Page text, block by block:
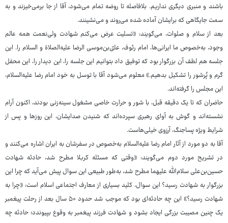
باشند و منبری دیگری نداریم. بلافاصله تا روضه تمام می‌شود، آقا از جا برمی‌خیزند و به
سمت جایگاهی که برایشان آماده شده می‌روند و می‌نشینند.
بعد از سلام و صلوات، می‌گویند: «تسلیت عرض می‌کنم شهادت ولی‌نعمت همه عالم
وجود، به‌خصوص ما ایرانی‌ها، امام رئوف، علیّ‌بن‌موسی الرضا علیه‌الصلاة و السلام را. این
جلسه هم لطف آن بزرگوار بود که توفیق داد بتوانیم این جلسه را، این دیدار را، این محفل
گرم و پُرشور را تشکیل بدهیم.» معلوم می‌شود آقا با توسل به خود امام رضا علیه‌السلام،
این مجلس را گرفته‌اند.
حاضران که تا یک دقیقه قبل، با شور و حرارت خاصی مشغول سینه‌زنی بودند، اکنون آرام
نشسته‌اند و گوش به آوای رهبری سپرده‌اند که شنیدن صدایشان، این روزها و پس از
شرایط ویژه پساجنگ، آرزوی خیلی‌هاست.
آقا به دو مورد از آثار امام رضا علیه‌السلام به‌خصوص در سفرشان به ایران اشاره می‌کنند و
در تشریح مورد دوم می‌گویند: «وقتی که مسئله کربلا مطرح شد، حادثه شهادت
حسین‌بن‌علی سلام‌الله علیهما مطرح شد، به‌طور طبیعی این سوال پیش می‌آید که چرا این
بزرگوار به شهادت رسید؟ این سوال، کلید بسیاری از معارف اجتماعی اسلام است: «چرا به
شهادت رسید؟» این چه حادثه‌ای بود که موجب شد حدود ۵۰ سال بعد از رحلت پیغمبر
یک چنین مصیبت بزرگی ایجاد بشود و شهادت فرزند پیغمبر به وقوع بپیوندد؛ حادثه چه